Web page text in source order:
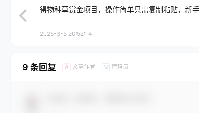
得物种草赏金项目，操作简单只需复制粘贴，新
2025-3-5 20:52:14
9 条回复 A 文章作者 M 管理员